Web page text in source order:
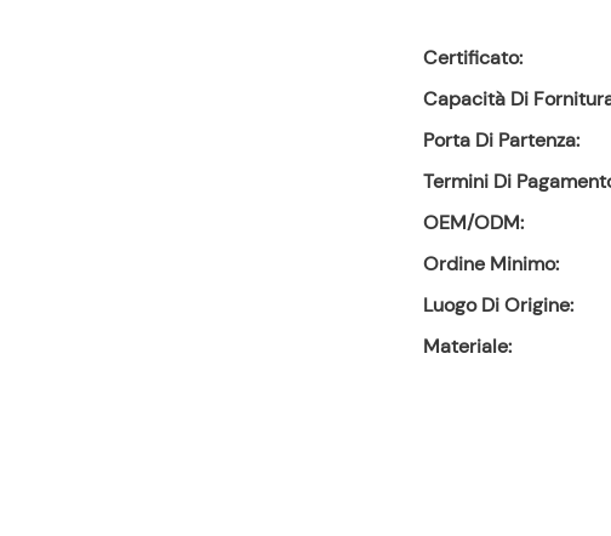
Certificato:
Capacità Di
Porta Di Partenza:
Termini Di
OEM/ODM:
Ordine Minimo:
Luogo Di Origine:
Materiale: